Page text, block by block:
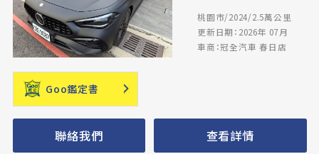
桃園市/2024/2.5萬公里
更新日期：2026年 07月
車商：冠全汽車 春日店
Goo鑑定書
聯絡我們 查看詳情